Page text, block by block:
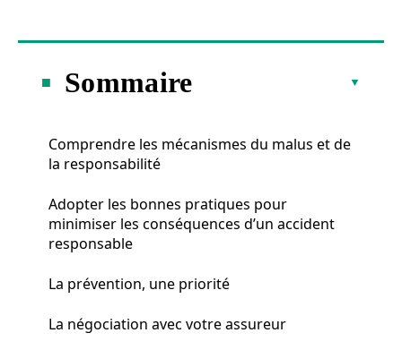
Sommaire
Comprendre les mécanismes du malus et de
la responsabilité
Adopter les bonnes pratiques pour
minimiser les conséquences d’un accident
responsable
La prévention, une priorité
La négociation avec votre assureur